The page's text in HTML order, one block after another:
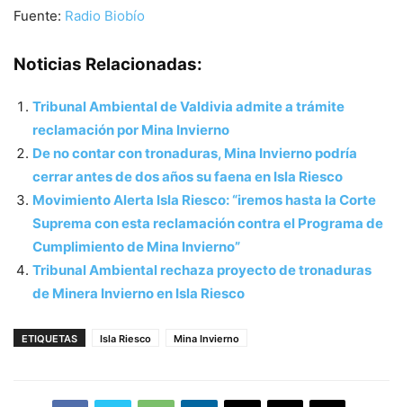
Fuente: Radio Biobío
Noticias Relacionadas:
Tribunal Ambiental de Valdivia admite a trámite
reclamación por Mina Invierno
De no contar con tronaduras, Mina Invierno podría
cerrar antes de dos años su faena en Isla Riesco
Movimiento Alerta Isla Riesco: “iremos hasta la Corte
Suprema con esta reclamación contra el Programa de
Cumplimiento de Mina Invierno”
Tribunal Ambiental rechaza proyecto de tronaduras
de Minera Invierno en Isla Riesco
ETIQUETAS Isla Riesco Mina Invierno